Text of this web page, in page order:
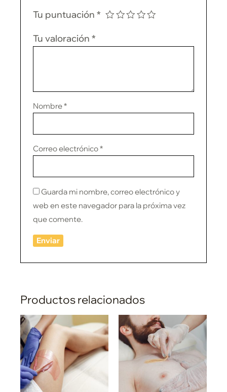
Tu puntuación*
Tu valoración*
Nombre*
Correo electrónico*
Guarda mi nombre, correo electrónico y
web en este navegador para la próxima vez
que comente.
Productos relacionados